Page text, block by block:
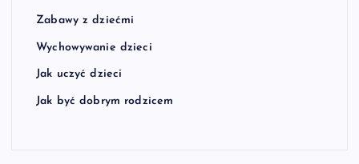
Zabawy z dziećmi
Wychowywanie dzieci
Jak uczyć dzieci
Jak być dobrym rodzicem